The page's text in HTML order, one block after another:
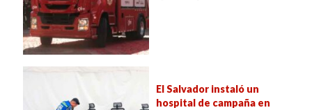
El Salvador instaló un
hospital de campaña en